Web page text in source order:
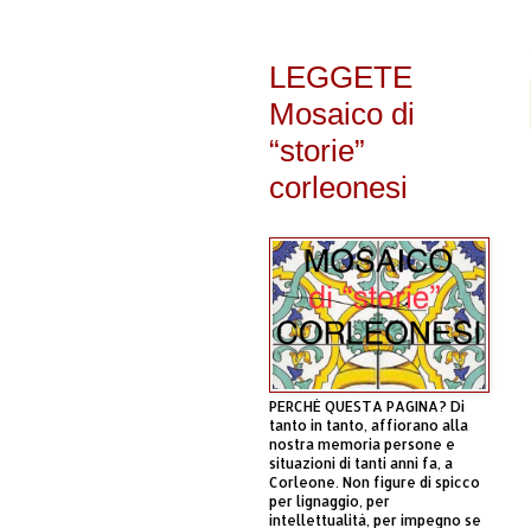
LEGGETE
Mosaico di
“storie”
corleonesi
PERCHÈ QUESTA PAGINA? Di
tanto in tanto, affiorano alla
nostra memoria persone e
situazioni di tanti anni fa, a
Corleone. Non figure di spicco
per lignaggio, per
intellettualità, per impegno se